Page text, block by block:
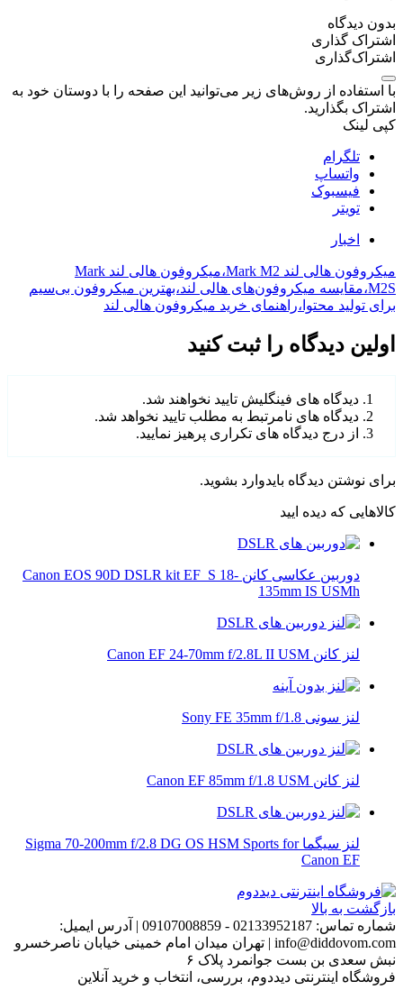
بدون دیدگاه
اشتراک گذاری
اشتراک‌گذاری
با استفاده از روش‌های زیر می‌توانید این صفحه را با دوستان خود به
اشتراک بگذارید.
کپی لینک
تلگرام
واتساپ
فیسبوک
تویتر
اخبار
میکروفون هالی لند Mark M2،میکروفون هالی لند Mark
M2S،مقایسه میکروفون‌های هالی لند،بهترین میکروفون بی‌سیم
برای تولید محتوا،راهنمای خرید میکروفون هالی لند
اولین دیدگاه را ثبت کنید
دیدگاه های فینگلیش تایید نخواهند شد.
دیدگاه های نامرتبط به مطلب تایید نخواهد شد.
از درج دیدگاه های تکراری پرهیز نمایید.
برای نوشتن دیدگاه بایدوارد بشوید.
کالاهایی که دیده ایید
دوربین عکاسی کانن Canon EOS 90D DSLR kit EF_S 18-
135mm IS USMh
لنز کانن Canon EF 24-70mm f/2.8L II USM
لنز سونی Sony FE 35mm f/1.8
لنز کانن Canon EF 85mm f/1.8 USM
لنز سیگما Sigma 70-200mm f/2.8 DG OS HSM Sports for
Canon EF
بازگشت به بالا
شماره تماس: 02133952187 - 09107008859
| آدرس ایمیل:
info@diddovom.com
| تهران میدان امام خمینی خیابان ناصرخسرو
نبش سعدی بن بست جوانمرد پلاک ۶
فروشگاه اینترنتی دیددوم، بررسی، انتخاب و خرید آنلاین